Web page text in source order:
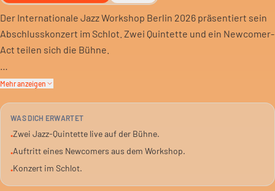
Der Internationale Jazz Workshop Berlin 2026 präsentiert sein
Abschlusskonzert im Schlot. Zwei Quintette und ein Newcomer-
Act teilen sich die Bühne.
Das Strazdiņa – Strakhof Quintett trifft auf das Wohlfarth –
Workshops.
Ein Abend für Jazz-Liebhaber, die neue Klänge und etablierte
intime Atmosphäre.
Mehr anzeigen
WAS DICH ERWARTET
•Zwei Jazz-Quintette live auf der Bühne.
•Auftritt eines Newcomers aus dem Workshop.
•Konzert im Schlot.